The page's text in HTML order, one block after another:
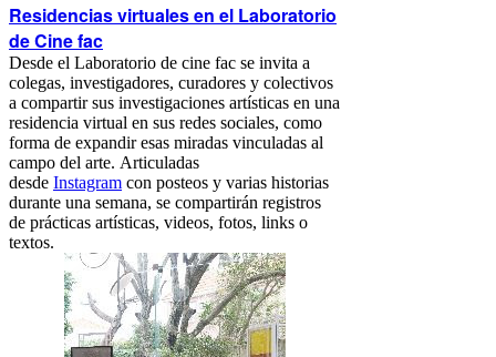
Residencias virtuales en el Laboratorio
de Cine fac
Desde el Laboratorio de cine fac se invita a
colegas, investigadores, curadores y colectivos
a compartir sus investigaciones artísticas en una
residencia virtual en sus redes sociales, como
forma de expandir esas miradas vinculadas al
campo del arte. Articuladas
desde Instagram con posteos y varias historias
durante una semana, se compartirán registros
de prácticas artísticas, videos, fotos, links o
textos.